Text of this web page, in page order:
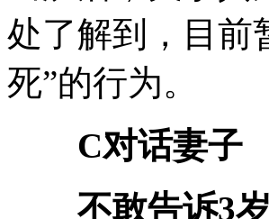
处了解到，目前
死”的行为。
C对话妻子
不敢告诉3岁